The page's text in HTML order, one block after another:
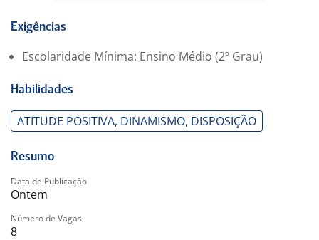
Exigências
Escolaridade Mínima: Ensino Médio (2º Grau)
Habilidades
ATITUDE POSITIVA, DINAMISMO, DISPOSIÇÃO
Resumo
Data de Publicação
Ontem
Número de Vagas
8